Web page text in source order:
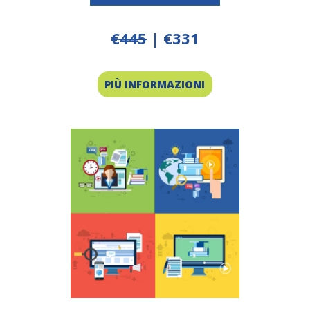
€445| €331
PIÙ INFORMAZIONI